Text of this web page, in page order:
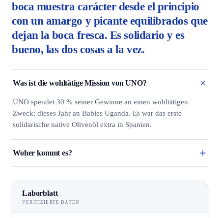
boca muestra carácter desde el principio
con un amargo y picante equilibrados que
dejan la boca fresca. Es solidario y es
bueno, las dos cosas a la vez.
Was ist die wohltätige Mission von UNO?
UNO spendet 30 % seiner Gewinne an einen wohltätigen
Zweck; dieses Jahr an Babies Uganda. Es war das erste
solidarische native Olivenöl extra in Spanien.
Woher kommt es?
Laborblatt
VERIFIZIERTE DATEN